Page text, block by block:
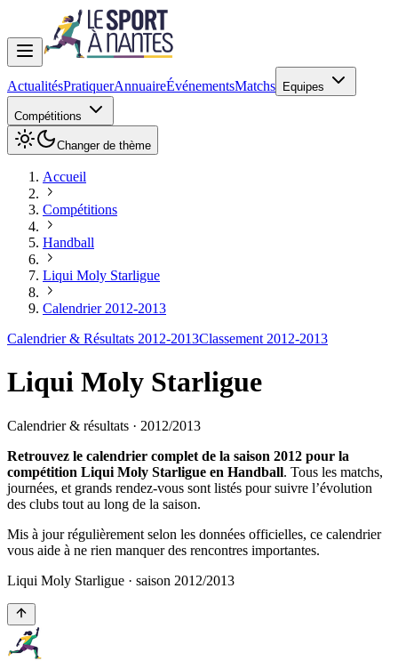
ActualitésPratiquerAnnuaireÉvénementsMatchs Equipes
Compétitions
Changer de thème
Accueil
Compétitions
Handball
Liqui Moly Starligue
Calendrier 2012-2013
Calendrier & Résultats 2012-2013Classement 2012-2013
Liqui Moly Starligue
Calendrier & résultats · 2012/2013
Retrouvez le calendrier complet de la saison 2012 pour la
compétition Liqui Moly Starligue en Handball. Tous les matchs,
journées, et grands rendez-vous sont listés pour suivre l’évolution
des clubs tout au long de la saison.
Mis à jour régulièrement selon les données officielles, ce calendrier
vous aide à ne rien manquer des rencontres importantes.
Liqui Moly Starligue · saison 2012/2013